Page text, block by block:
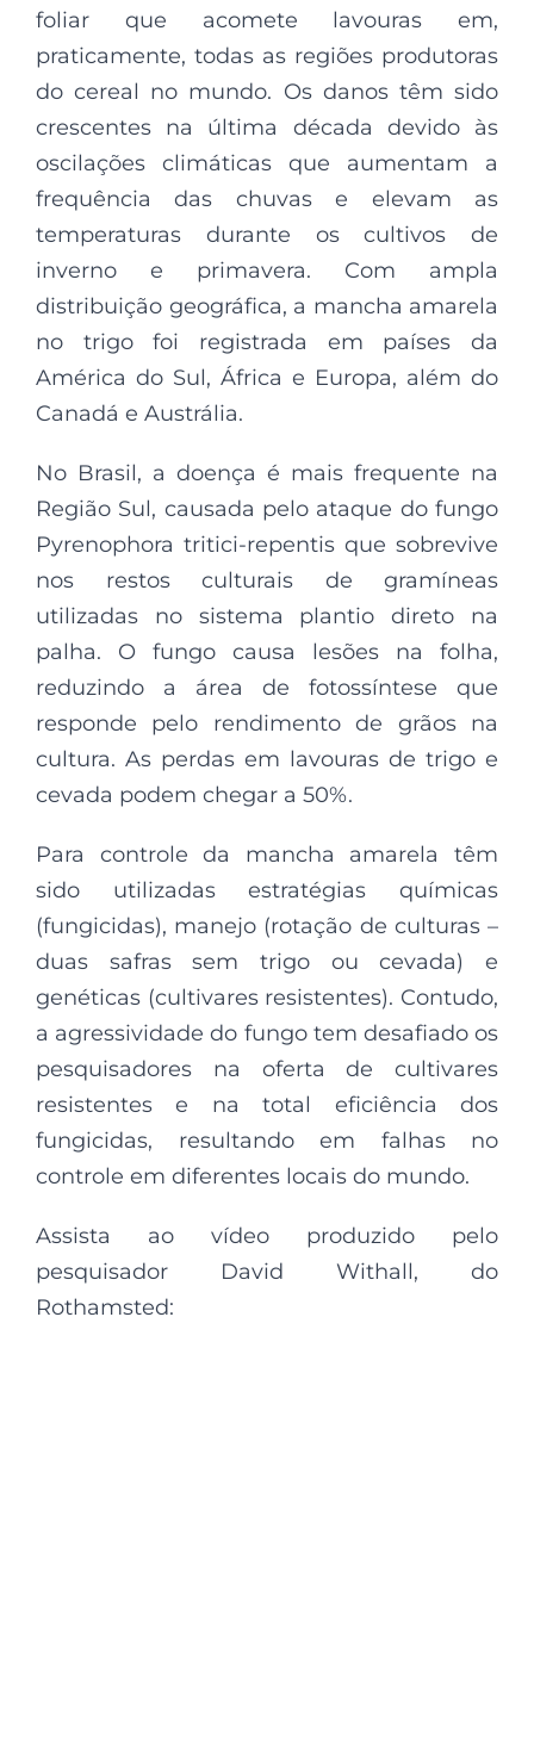
foliar que acomete lavouras em,
praticamente, todas as regiões produtoras
do cereal no mundo. Os danos têm sido
crescentes na última década devido às
oscilações climáticas que aumentam a
frequência das chuvas e elevam as
temperaturas durante os cultivos de
inverno e primavera. Com ampla
distribuição geográfica, a mancha amarela
no trigo foi registrada em países da
América do Sul, África e Europa, além do
Canadá e Austrália.
No Brasil, a doença é mais frequente na
Região Sul, causada pelo ataque do fungo
Pyrenophora tritici-repentis que sobrevive
nos restos culturais de gramíneas
utilizadas no sistema plantio direto na
palha. O fungo causa lesões na folha,
reduzindo a área de fotossíntese que
responde pelo rendimento de grãos na
cultura. As perdas em lavouras de trigo e
cevada podem chegar a 50%.
Para controle da mancha amarela têm
sido utilizadas estratégias químicas
(fungicidas), manejo (rotação de culturas –
duas safras sem trigo ou cevada) e
genéticas (cultivares resistentes). Contudo,
a agressividade do fungo tem desafiado os
pesquisadores na oferta de cultivares
resistentes e na total eficiência dos
fungicidas, resultando em falhas no
controle em diferentes locais do mundo.
Assista ao vídeo produzido pelo
pesquisador David Withall, do
Rothamsted: